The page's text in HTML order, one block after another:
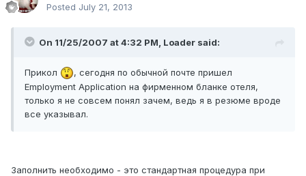
Posted July 21, 2013
On 11/25/2007 at 4:32 PM, Loader said:
Прикол
, сегодня по обычной почте пришел
Employment Application на фирменном бланке отеля,
только я не совсем понял зачем, ведь я в резюме вроде
все указывал.
Заполнить необходимо - это стандартная процедура при